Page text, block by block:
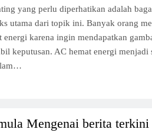
yang perlu diperhatikan adalah
utama dari topik ini. Banyak orang
energi karena ingin mendapatkan
keputusan. AC hemat energi menjadi
Mengenai berita terkini